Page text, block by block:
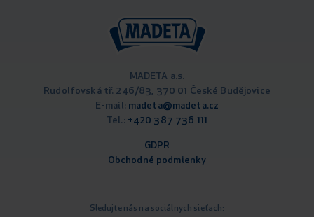
MADETA a.s.
Rudolfovská tř. 246/83, 370 01 České Budějovice
E-mail: madeta@madeta.cz
Tel.: +420 387 736 111
GDPR
Obchodné podmienky
Sledujte nás na sociálnych sieťach: